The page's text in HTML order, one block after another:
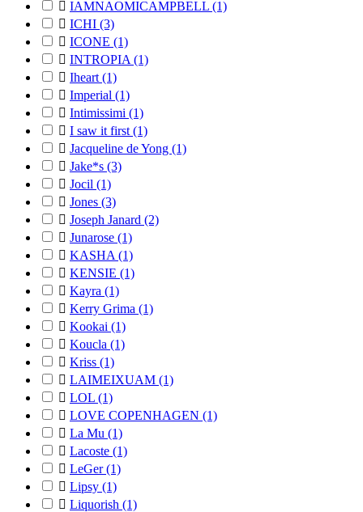
 IAMNAOMICAMPBELL (1)
 ICHI (3)
 ICONE (1)
 INTROPIA (1)
 Iheart (1)
 Imperial (1)
 Intimissimi (1)
 I saw it first (1)
 Jacqueline de Yong (1)
 Jake*s (3)
 Jocil (1)
 Jones (3)
 Joseph Janard (2)
 Junarose (1)
 KASHA (1)
 KENSIE (1)
 Kayra (1)
 Kerry Grima (1)
 Kookai (1)
 Koucla (1)
 Kriss (1)
 LAIMEIXUAM (1)
 LOL (1)
 LOVE COPENHAGEN (1)
 La Mu (1)
 Lacoste (1)
 LeGer(1)
 Lipsy (1)
 Liquorish (1)